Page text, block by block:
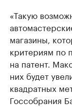
«Такую
магазины,
критериям по
на патент.
них будет
квадратных
Госсобрания